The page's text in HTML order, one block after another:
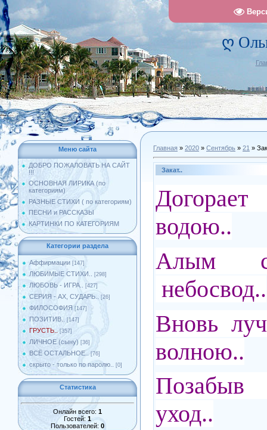
ღ
Меню сайта
ДОБРО ПОЖАЛОВАТЬ НА САЙТ
!!!
ОСНОВНАЯ ЛИРИКА (по
категориям)
РАЗНЫЕ СТИХИ ( по категориям)
ПЕСНИ и РАССКАЗЫ
КАРТИНКИ ПО КАТЕГОРИЯМ
Категории раздела
Аффирмации [147]
ЛЮБИМЫЕ СТИХИ.. [298]
ЛЮБОВЬ - ИГРА.. [427]
СЕРИЯ - АХ, СУДАРЬ.. [26]
ФИЛОСОФИЯ [147]
ПОЗИТИВ.. [147]
ГРУСТЬ.. [357]
ЛИЧНОЕ (сыну) [36]
ВСЁ ОСТАЛЬНОЕ.. [76]
скрыто - только по паролю.. [0]
Статистика
Онлайн всего: 1
Гостей: 1
Пользователей: 0
Главная » 2020 » Сентябрь » 21 »
Закат..
водою..
Алым
небосвод..
Вновь
волною..
Позабыв
уход..